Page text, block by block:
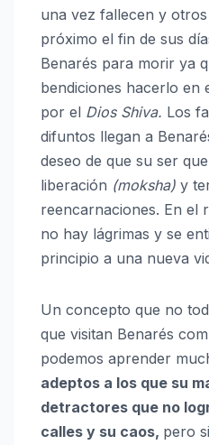
una vez fallecen y
próximo el fin de sus
Benarés para morir ya
bendiciones hacerlo en
por el Dios Shiva. Los
difuntos llegan a
deseo de que su ser
liberación (moksha) y
reencarnaciones. En el
no hay lágrimas y se
principio a una nueva
Un concepto que no
que visitan Benarés
podemos aprender
adeptos a los que su
detractores que no
calles y su caos, pero